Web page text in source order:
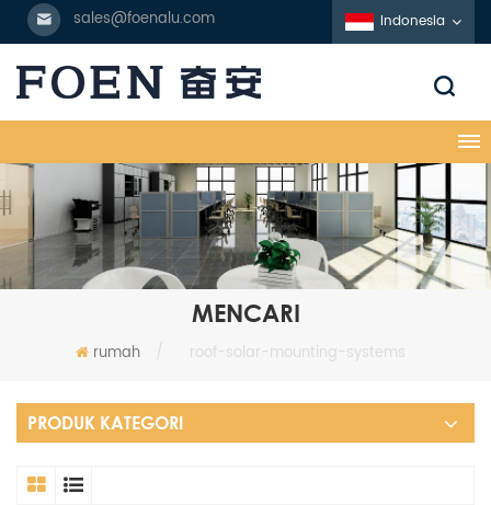
sales@foenalu.com Indonesia
MENCARI
rumah / roof-solar-mounting-systems
PRODUK KATEGORI